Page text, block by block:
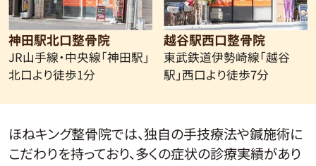
神田駅北口整骨院
JR山手線・中央線「神田駅」
北口より徒歩1分
越谷駅西口整骨院
東武鉄道伊勢崎線「越谷
駅」西口より徒歩7分
ほねキング整骨院では、独自の手技療法や鍼施術に
こだわりを持っており、多くの症状の診療実績があり